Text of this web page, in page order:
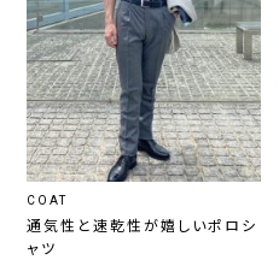
COAT
通気性と速乾性が嬉しいポロシ
ャツ